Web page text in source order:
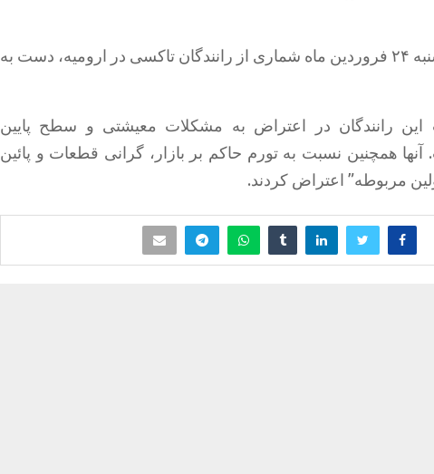
به گزارش منتشر شده روز چهارشنبه ۲۴ فروردین ماه شماری از رانندگان تاکسی در ارومیه، دست به
رانندگان در اعتراض به مشکلات معیشتی و سطح پایین
همچنین نسبت به تورم حاکم بر بازار، گرانی قطعات و پائین
مربوطه” اعتراض کردند.